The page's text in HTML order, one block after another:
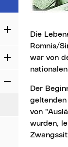
Aufklappen
Aufklappen
Zuklappen
Die Lebenswirklichkeit von Ostarbeiterinnen und Polinnen - die nach Jüdinnen und
Romnis/
war von
Der Beginn des organisierten Zugriffs auf ihre Gebärfähigkeit seit 1942/43, die für sie
von
wurden,